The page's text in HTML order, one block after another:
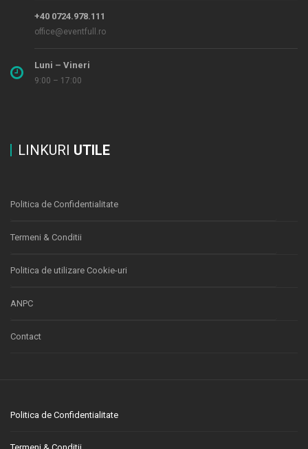
+40 0724.978.111
office@eventfull.ro
Luni – Vineri
9:00 – 17:00
LINKURI UTILE
Politica de Confidentialitate
Termeni & Conditii
Politica de utilizare Cookie-uri
ANPC
Contact
Politica de Confidentialitate